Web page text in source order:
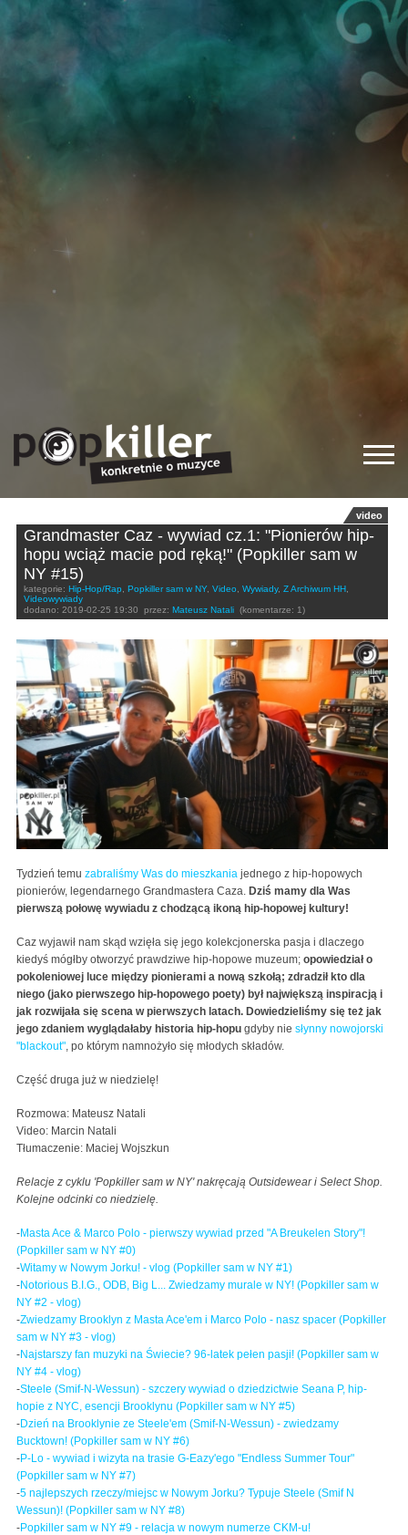
video
Grandmaster Caz - wywiad cz.1: "Pionierów hip-
hopu wciąż macie pod ręką!" (Popkiller sam w
NY #15)
kategorie: Hip-Hop/Rap, Popkiller sam w NY, Video, Wywiady, Z Archiwum HH,
Videowywiady
dodano: 2019-02-25 19:30 przez: Mateusz Natali (komentarze: 1)
Tydzień temu zabraliśmy Was do mieszkania jednego z hip-hopowych
pionierów, legendarnego Grandmastera Caza. Dziś mamy dla Was
pierwszą połowę wywiadu z chodzącą ikoną hip-hopowej kultury!
Caz wyjawił nam skąd wzięła się jego kolekcjonerska pasja i dlaczego
kiedyś mógłby otworzyć prawdziwe hip-hopowe muzeum; opowiedział o
pokoleniowej luce między pionierami a nową szkołą; zdradził kto dla
niego (jako pierwszego hip-hopowego poety) był największą inspiracją i
jak rozwijała się scena w pierwszych latach. Dowiedzieliśmy się też jak
jego zdaniem wyglądałaby historia hip-hopu gdyby nie słynny nowojorski
"blackout", po którym namnożyło się młodych składów.
Część druga już w niedzielę!
Rozmowa: Mateusz Natali
Video: Marcin Natali
Tłumaczenie: Maciej Wojszkun
Relacje z cyklu 'Popkiller sam w NY' nakręcają Outsidewear i Select Shop.
Kolejne odcinki co niedzielę.
-Masta Ace & Marco Polo - pierwszy wywiad przed "A Breukelen Story"!
(Popkiller sam w NY #0)
-Witamy w Nowym Jorku! - vlog (Popkiller sam w NY #1)
-Notorious B.I.G., ODB, Big L... Zwiedzamy murale w NY! (Popkiller sam w
NY #2 - vlog)
-Zwiedzamy Brooklyn z Masta Ace'em i Marco Polo - nasz spacer (Popkiller
sam w NY #3 - vlog)
-Najstarszy fan muzyki na Świecie? 96-latek pełen pasji! (Popkiller sam w
NY #4 - vlog)
-Steele (Smif-N-Wessun) - szczery wywiad o dziedzictwie Seana P, hip-
hopie z NYC, esencji Brooklynu (Popkiller sam w NY #5)
-Dzień na Brooklynie ze Steele'em (Smif-N-Wessun) - zwiedzamy
Bucktown! (Popkiller sam w NY #6)
-P-Lo - wywiad i wizyta na trasie G-Eazy'ego "Endless Summer Tour"
(Popkiller sam w NY #7)
-5 najlepszych rzeczy/miejsc w Nowym Jorku? Typuje Steele (Smif N
Wessun)! (Popkiller sam w NY #8)
-Popkiller sam w NY #9 - relacja w nowym numerze CKM-u!